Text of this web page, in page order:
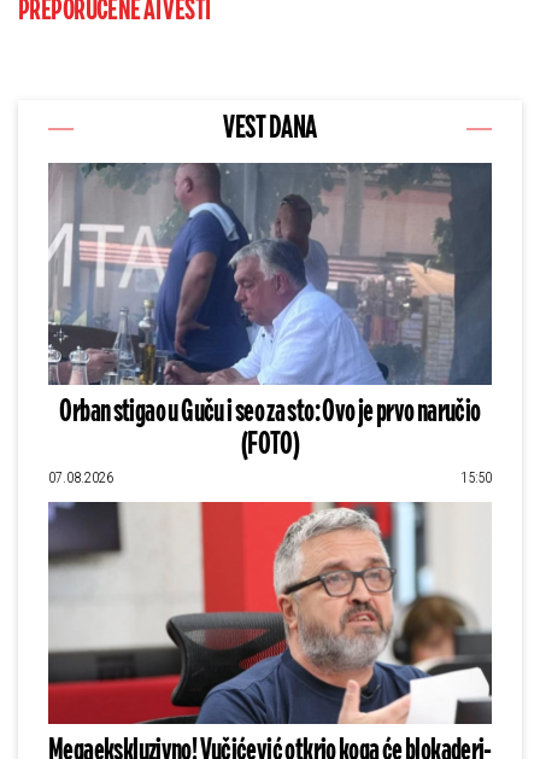
PREPORUČENE AI VESTI
VEST DANA
Orban stigao u Guču i seo za sto: Ovo je prvo naručio
(FOTO)
07.08.2026 15:50
Megaekskluzivno! Vučićević otkrio koga će blokaderi-